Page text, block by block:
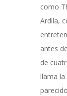
como
Ardila,
antes
de
llama